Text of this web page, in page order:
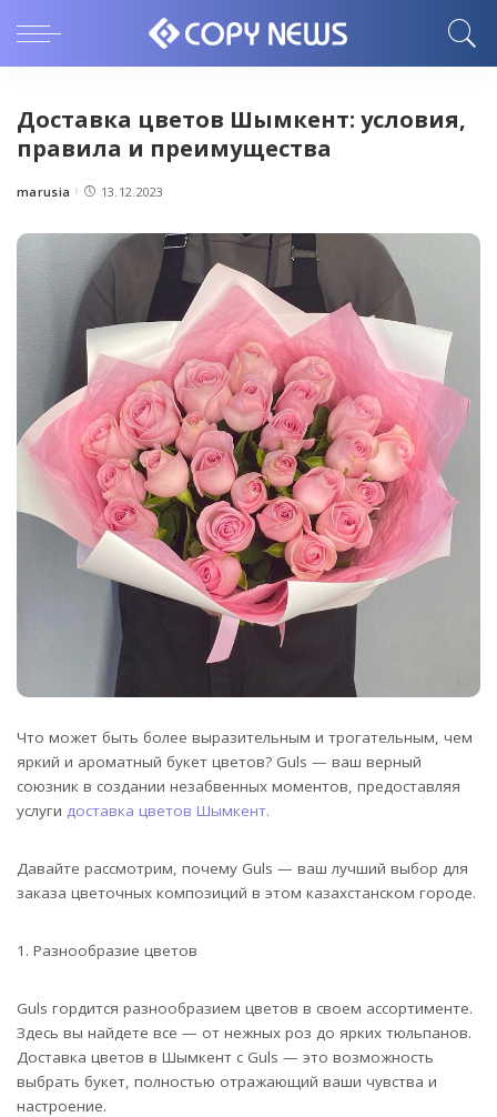
Доставка цветов Шымкент: условия,
правила и преимущества
Posted
marusia 13.12.2023
Что может быть более выразительным и трогательным, чем
яркий и ароматный букет цветов? Guls — ваш верный
союзник в создании незабвенных моментов, предоставляя
услуги доставка цветов Шымкент.
Давайте рассмотрим, почему Guls — ваш лучший выбор для
заказа цветочных композиций в этом казахстанском городе.
1. Разнообразие цветов
Guls гордится разнообразием цветов в своем ассортименте.
Здесь вы найдете все — от нежных роз до ярких тюльпанов.
Доставка цветов в Шымкент с Guls — это возможность
выбрать букет, полностью отражающий ваши чувства и
настроение.